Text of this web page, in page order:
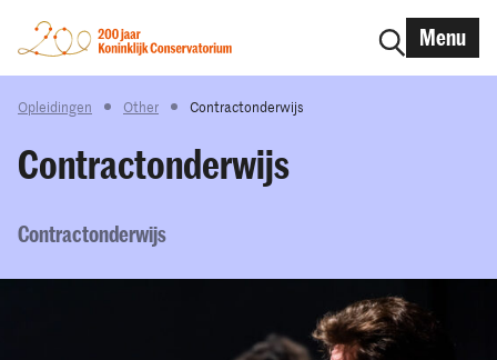
Menu
Opleidingen Other Contractonderwijs
Contractonderwijs
Contractonderwijs